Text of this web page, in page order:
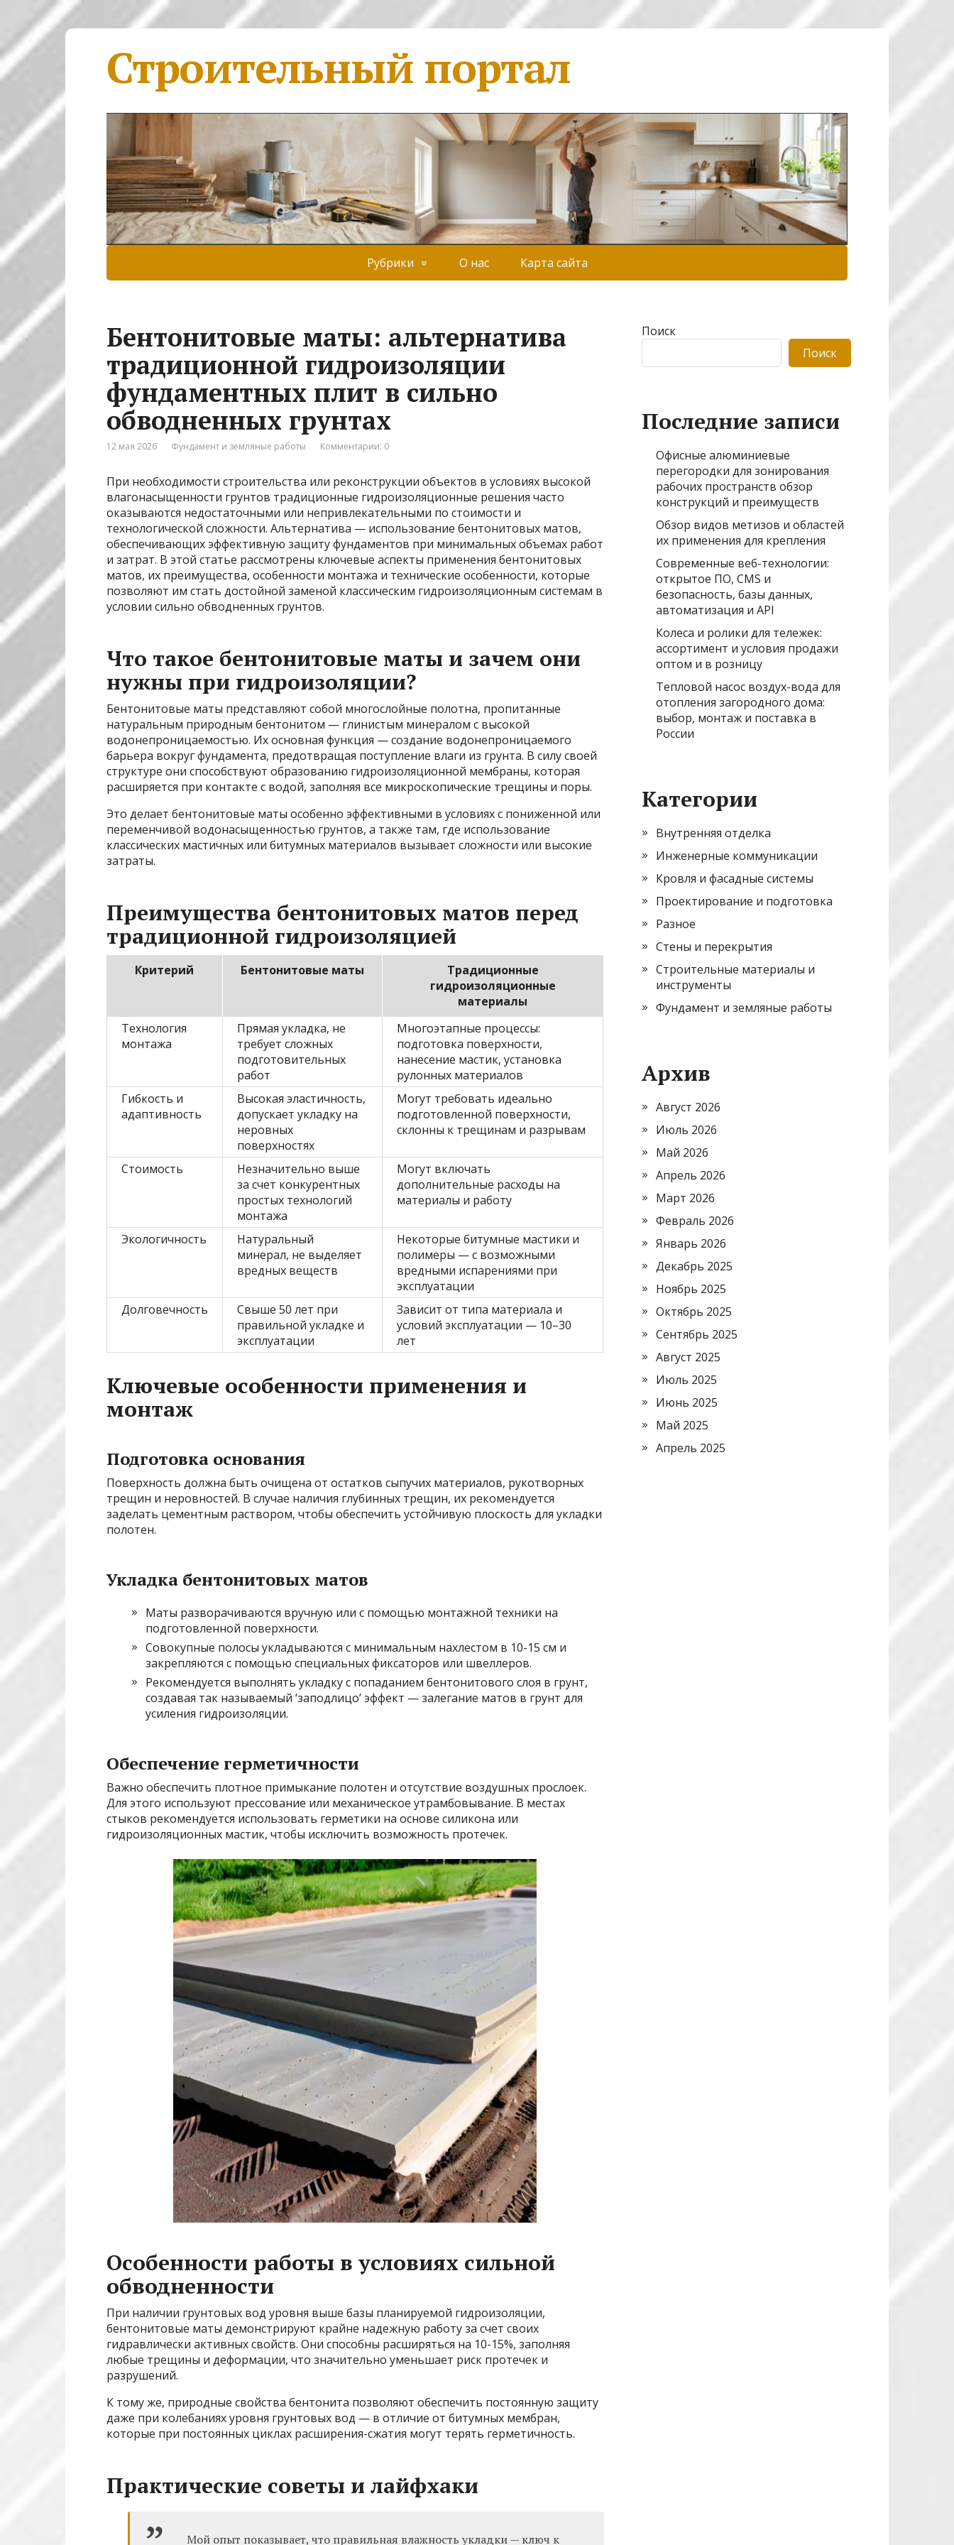
Строительный портал
Рубрики О нас Карта сайта
Бентонитовые маты: альтернатива
традиционной гидроизоляции
фундаментных плит в сильно
обводненных грунтах
12 мая 2026 Фундамент и земляные работы Комментарии: 0
При необходимости строительства или реконструкции объектов в условиях высокой
влагонасыщенности грунтов традиционные гидроизоляционные решения часто
оказываются недостаточными или непривлекательными по стоимости и
технологической сложности. Альтернатива — использование бентонитовых матов,
обеспечивающих эффективную защиту фундаментов при минимальных объемах работ
и затрат. В этой статье рассмотрены ключевые аспекты применения бентонитовых
матов, их преимущества, особенности монтажа и технические особенности, которые
позволяют им стать достойной заменой классическим гидроизоляционным системам в
условии сильно обводненных грунтов.
Что такое бентонитовые маты и зачем они
нужны при гидроизоляции?
Бентонитовые маты представляют собой многослойные полотна, пропитанные
натуральным природным бентонитом — глинистым минералом с высокой
водонепроницаемостью. Их основная функция — создание водонепроницаемого
барьера вокруг фундамента, предотвращая поступление влаги из грунта. В силу своей
структуре они способствуют образованию гидроизоляционной мембраны, которая
расширяется при контакте с водой, заполняя все микроскопические трещины и поры.
Это делает бентонитовые маты особенно эффективными в условиях с пониженной или
переменчивой водонасыщенностью грунтов, а также там, где использование
классических мастичных или битумных материалов вызывает сложности или высокие
затраты.
Преимущества бентонитовых матов перед
традиционной гидроизоляцией
Критерий Бентонитовые маты
Традиционные
гидроизоляционные
материалы
Технология
монтажа
Прямая укладка, не
требует сложных
подготовительных
работ
Многоэтапные процессы:
подготовка поверхности,
нанесение мастик, установка
рулонных материалов
Гибкость и
адаптивность
Высокая эластичность,
допускает укладку на
неровных
поверхностях
Могут требовать идеально
подготовленной поверхности,
склонны к трещинам и разрывам
Стоимость
Незначительно выше
за счет конкурентных
простых технологий
монтажа
Могут включать
дополнительные расходы на
материалы и работу
Экологичность
Натуральный
минерал, не выделяет
вредных веществ
Некоторые битумные мастики и
полимеры — с возможными
вредными испарениями при
эксплуатации
Долговечность
Свыше 50 лет при
правильной укладке и
эксплуатации
Зависит от типа материала и
условий эксплуатации — 10–30
лет
Ключевые особенности применения и
монтаж
Подготовка основания
Поверхность должна быть очищена от остатков сыпучих материалов, рукотворных
трещин и неровностей. В случае наличия глубинных трещин, их рекомендуется
заделать цементным раствором, чтобы обеспечить устойчивую плоскость для укладки
полотен.
Укладка бентонитовых матов
Маты разворачиваются вручную или с помощью монтажной техники на
подготовленной поверхности.
Совокупные полосы укладываются с минимальным нахлестом в 10-15 см и
закрепляются с помощью специальных фиксаторов или швеллеров.
Рекомендуется выполнять укладку с попаданием бентонитового слоя в грунт,
создавая так называемый ‘заподлицо’ эффект — залегание матов в грунт для
усиления гидроизоляции.
Обеспечение герметичности
Важно обеспечить плотное примыкание полотен и отсутствие воздушных прослоек.
Для этого используют прессование или механическое утрамбовывание. В местах
стыков рекомендуется использовать герметики на основе силикона или
гидроизоляционных мастик, чтобы исключить возможность протечек.
Особенности работы в условиях сильной
обводненности
При наличии грунтовых вод уровня выше базы планируемой гидроизоляции,
бентонитовые маты демонстрируют крайне надежную работу за счет своих
гидравлически активных свойств. Они способны расширяться на 10-15%, заполняя
любые трещины и деформации, что значительно уменьшает риск протечек и
разрушений.
К тому же, природные свойства бентонита позволяют обеспечить постоянную защиту
даже при колебаниях уровня грунтовых вод — в отличие от битумных мембран,
которые при постоянных циклах расширения-сжатия могут терять герметичность.
Практические советы и лайфхаки
Мой опыт показывает, что правильная влажность укладки — ключ к
Поиск
Поиск
Последние записи
Офисные алюминиевые
перегородки для зонирования
рабочих пространств обзор
конструкций и преимуществ
Обзор видов метизов и областей
их применения для крепления
Современные веб-технологии:
открытое ПО, CMS и
безопасность, базы данных,
автоматизация и API
Колеса и ролики для тележек:
ассортимент и условия продажи
оптом и в розницу
Тепловой насос воздух-вода для
отопления загородного дома:
выбор, монтаж и поставка в
России
Категории
Внутренняя отделка
Инженерные коммуникации
Кровля и фасадные системы
Проектирование и подготовка
Разное
Стены и перекрытия
Строительные материалы и
инструменты
Фундамент и земляные работы
Архив
Август 2026
Июль 2026
Май 2026
Апрель 2026
Март 2026
Февраль 2026
Январь 2026
Декабрь 2025
Ноябрь 2025
Октябрь 2025
Сентябрь 2025
Август 2025
Июль 2025
Июнь 2025
Май 2025
Апрель 2025